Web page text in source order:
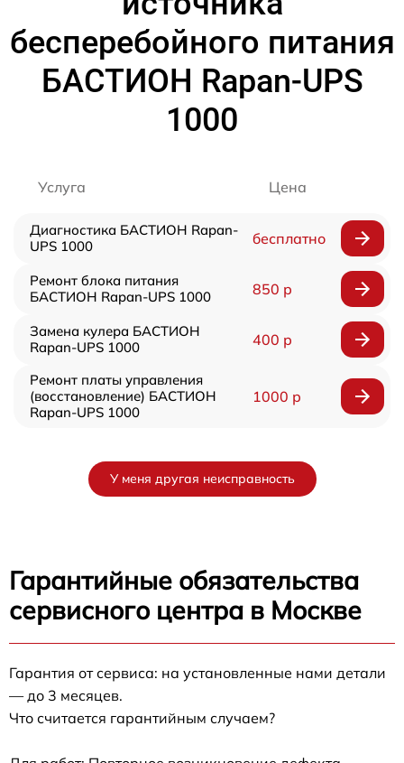
бесперебойного питания
БАСТИОН Rapan-UPS
1000
Услуга Цена
Диагностика БАСТИОН Rapan-
UPS 1000
бесплатно
Ремонт блока питания
БАСТИОН Rapan-UPS 1000
850 р
Замена кулера БАСТИОН
Rapan-UPS 1000
400 р
Ремонт платы управления
(восстановление) БАСТИОН
Rapan-UPS 1000
1000 р
У меня другая неисправность
Гарантийные обязательства
сервисного центра в Москве
Гарантия от сервиса: на установленные нами детали
— до 3 месяцев.
Что считается гарантийным случаем?